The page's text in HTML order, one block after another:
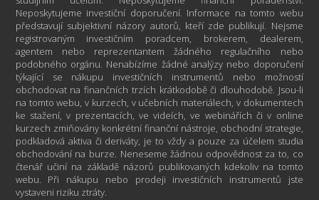
Neposkytujeme investiční doporučení. Informace na tomto webu
představují subjektivní názory autorů, kteří zde publikují. Nejsme
registrovaným investičním poradcem, brokerem, dealerem,
agentem nebo reprezentantem žádného regulačního nebo
podobného orgánu. Nenabízíme žádné analýzy nebo doporučení
týkající se nákupu investičních instrumentů nebo možností
obchodovat na finančních trzích krátkodobě či dlouhodobě. Jsou-li
na tomto webu, v kurzech, v učebních materiálech, v dokumentech
ke stažení, v prezentacích, ve videích, ve webinářích či v online
kurzech zmiňovány konkrétní finanční nástroje, obchodní strategie,
podkladová aktiva či deriváty, je to vždy a pouze za účelem studia
obchodování na burze. Neneseme žádnou odpovědnost za to, co
čtenář učiní na základě názorů publikovaných kdekoliv na tomto
webu. Při nákupu nebo prodeji investičních instrumentů jste
vystaveni riziku ztráty.